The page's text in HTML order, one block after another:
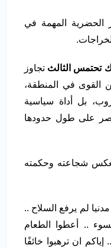
المهمة في
تحتمس الثالث تجاوز
القوى في المنطقة،
بل أداة سياسية
مصر على طول حدودها
شجاعته وحكمته
لم يرفع السلاح ..
.. أعطوا الطعام
ان ترهبوا خائفًا